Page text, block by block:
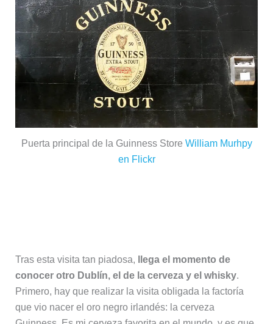
Puerta principal de la Guinness Store William Murhpy
en Flickr
Tras esta visita tan piadosa,
llega el momento de
conocer otro Dublín, el de la cerveza y el whisky.
Primero, hay que realizar la visita obligada la factoría
que vio nacer el oro negro irlandés: la cerveza